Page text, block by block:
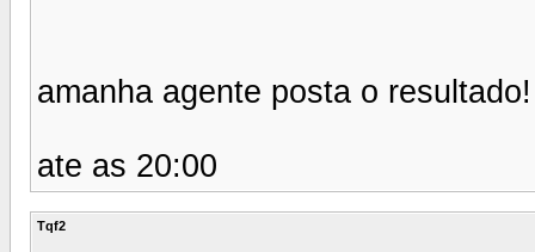
amanha agente posta o resultado!
ate as 20:00
Tqf2